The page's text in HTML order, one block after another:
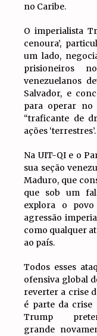
no Caribe.
O imperialista
cenoura’,
um lado,
prisioneiros
venezuelanos
Salvador, e
para operar no
“traficante de
ações ‘terrestres’.
Na UIT-QI e o
sua seção
Maduro, que
que sob um
explora o povo
agressão
como qualquer
ao país.
Todos esses
ofensiva global
reverter a crise
é parte da crise
Trump
grande